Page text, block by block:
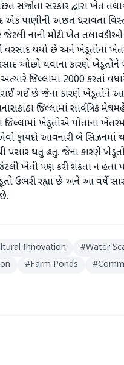
સરકાર દ્વારા ખેત
પાણીની અછત ધરાવતા
નાની મોટી ખેત
વરસાદ થયો છે અને ખેડૂતોના
ઓછો થવાના કારણે ખેડૂતોને
જિલ્લામાં 2000 કરતાં
ગઈ છે જેના કારણે ખેડૂતોને
જિલ્લામાં સાર્વત્રિક
ખેડૂતોએ પોતાના
ફાયદો આવનારી બે સિઝનમાં
પસાર થતું હતું. જેના કારણે
ખેતી પણ કરી શકતા ન હતા
ઉભરી રહ્યા છે અને આ વર્ષે
Innovation #Water
#Farm Ponds #